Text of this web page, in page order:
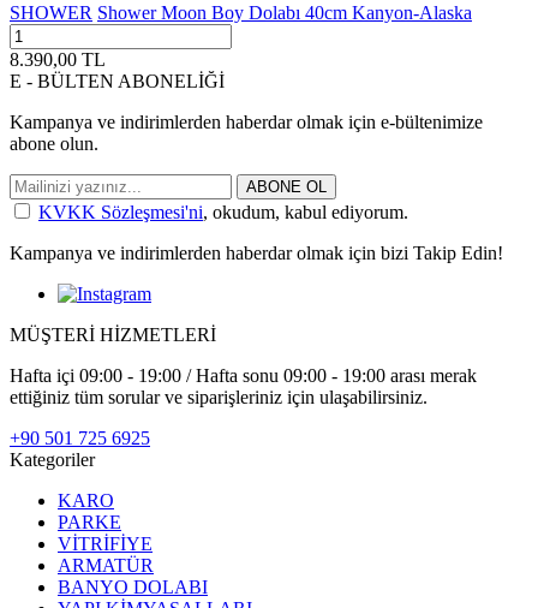
SHOWER Shower Moon Boy Dolabı 40cm Kanyon-Alaska
8.390,00 TL
E - BÜLTEN ABONELİĞİ
Kampanya ve indirimlerden haberdar olmak için e-bültenimize
abone olun.
ABONE OL
KVKK Sözleşmesi'ni, okudum, kabul ediyorum.
Kampanya ve indirimlerden haberdar olmak için bizi Takip Edin!
MÜŞTERİ HİZMETLERİ
Hafta içi 09:00 - 19:00 / Hafta sonu 09:00 - 19:00 arası merak
ettiğiniz tüm sorular ve siparişleriniz için ulaşabilirsiniz.
+90 501 725 6925
Kategoriler
KARO
PARKE
VİTRİFİYE
ARMATÜR
BANYO DOLABI